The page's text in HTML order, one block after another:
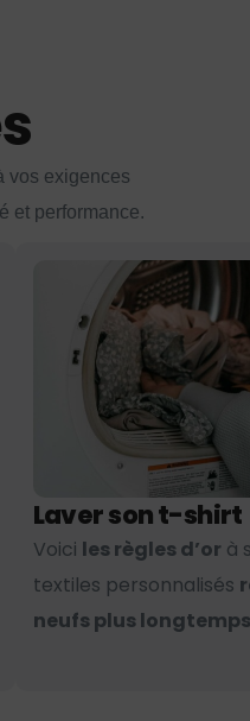
vos exigences
et performance.
Laver son t-shirt
Voici les règles d’or à
textiles personnalisés
neufs plus